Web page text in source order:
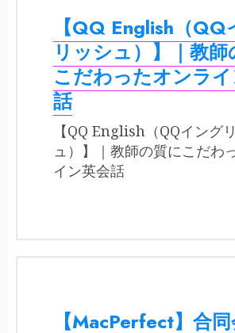
【QQ English（
リッシュ）】｜教師
こだわったオンラ
話
【QQ English（QQイング
ュ）】｜教師の質にこだわ
イン英会話
【MacPerfect】合